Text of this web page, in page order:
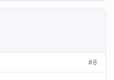
#8